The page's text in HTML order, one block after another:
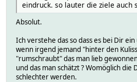
eindruck. so lauter die ziele auch
Absolut.
Ich verstehe das so dass es bei Dir
wenn irgend jemand "hinter den
"rumschraubt" das man lieb
und das man schätzt ? Womöglich die
schlechter werden.